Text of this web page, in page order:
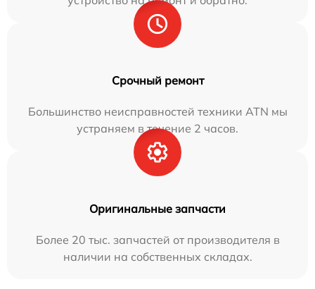
Срочный ремонт
Большинство неисправностей техники ATN мы
устраняем в течение 2 часов.
Оригинальные запчасти
Более 20 тыс. запчастей от производителя в
наличии на собственных складах.